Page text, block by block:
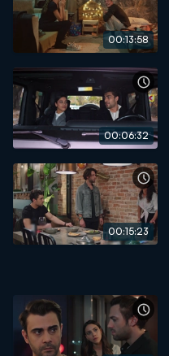
00:13:58
00:06:32
00:15:23